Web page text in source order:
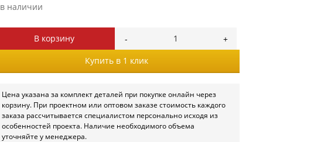
в наличии
В корзину
Купить в 1 клик
Цена указана за комплект деталей при покупке онлайн через
корзину. При проектном или оптовом заказе стоимость каждого
заказа рассчитывается специалистом персонально исходя из
особенностей проекта. Наличие необходимого объема
уточняйте у менеджера.